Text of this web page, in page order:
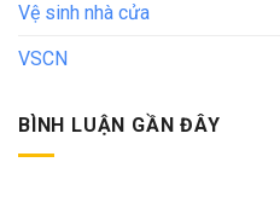
Vệ sinh nhà cửa
VSCN
BÌNH LUẬN GẦN ĐÂY